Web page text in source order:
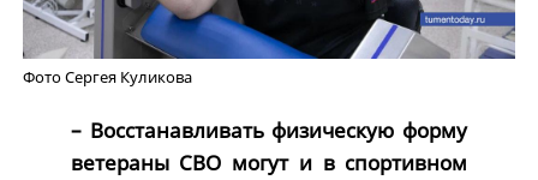
Фото Сергея Куликова
– Восстанавливать физическую форму
ветераны СВО могут и в спортивном